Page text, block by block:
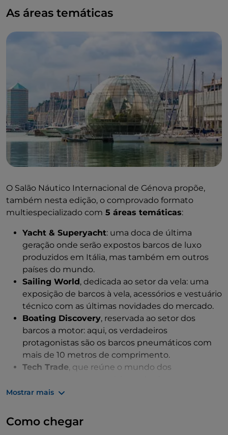
As áreas temáticas
O Salão Náutico Internacional de Génova propõe,
também nesta edição, o comprovado formato
multiespecializado com 5 áreas temáticas:
Yacht & Superyacht: uma doca de última
geração onde serão expostos barcos de luxo
produzidos em Itália, mas também em outros
países do mundo.
Sailing World, dedicada ao setor da vela: uma
exposição de barcos à vela, acessórios e vestuário
técnico com as últimas novidades do mercado.
Boating Discovery, reservada ao setor dos
barcos a motor: aqui, os verdadeiros
protagonistas são os barcos pneumáticos com
mais de 10 metros de comprimento.
Tech Trade , que reúne o mundo dos
atividades
Living the Sea
mar
Mostrar mais
Como chegar